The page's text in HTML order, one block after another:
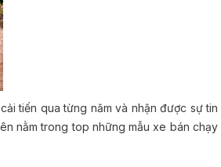
tiến qua từng năm và nhận được sự tin
nằm trong top những mẫu xe bán chạy